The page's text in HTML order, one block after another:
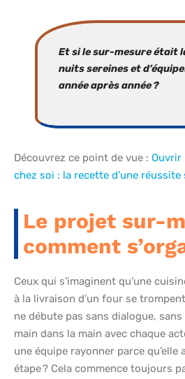
Et si le sur-mesure était
nuits sereines et
année après année ?
Découvrez ce point de vue :
chez soi : la recette d’une
Le projet sur-
comment
Ceux qui s’imaginent qu’une
à la livraison d’un four se
ne débute pas sans dialogue,
main dans la main avec chaque
une équipe rayonner parce qu’elle
étape ? Cela commence toujours